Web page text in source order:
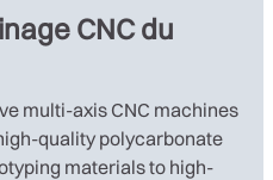
CNC du
multi-axis CNC machines
quality polycarbonate
materials to high-